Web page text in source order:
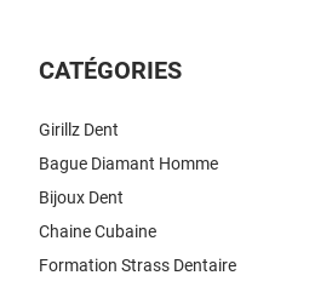
CATÉGORIES
Girillz Dent
Bague Diamant Homme
Bijoux Dent
Chaine Cubaine
Formation Strass Dentaire